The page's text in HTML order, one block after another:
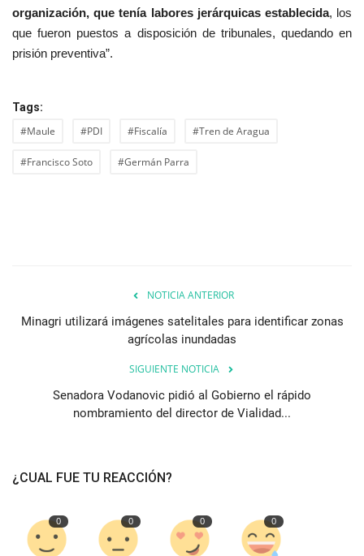
organización, que tenía labores jerárquicas establecida, los
que fueron puestos a disposición de tribunales, quedando en
prisión preventiva”.
Tags:
#Maule #PDI #Fiscalía #Tren de Aragua
#Francisco Soto #Germán Parra
NOTICIA ANTERIOR
Minagri utilizará imágenes satelitales para identificar zonas
agrícolas inundadas
SIGUIENTE NOTICIA
Senadora Vodanovic pidió al Gobierno el rápido
nombramiento del director de Vialidad...
¿CUAL FUE TU REACCIÓN?
0 0 0 0